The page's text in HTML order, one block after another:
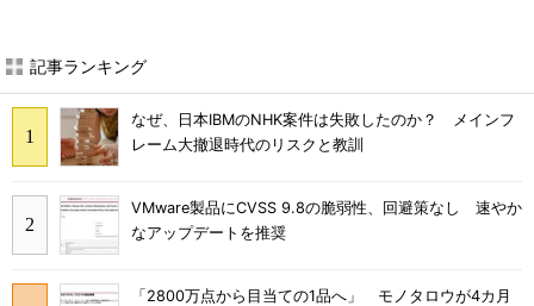
記事ランキング
なぜ、日本IBMのNHK案件は失敗したのか？ メインフ
レーム大撤退時代のリスクと教訓
VMware製品にCVSS 9.8の脆弱性、回避策なし 速やか
なアップデートを推奨
「2800万点から目当ての1品へ」 モノタロウが4カ月